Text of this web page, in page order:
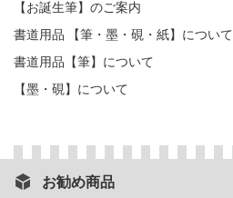
【お誕生筆】のご案内
書道用品 【筆・墨・硯・紙】について
書道用品【筆】について
【墨・硯】について
お勧め商品